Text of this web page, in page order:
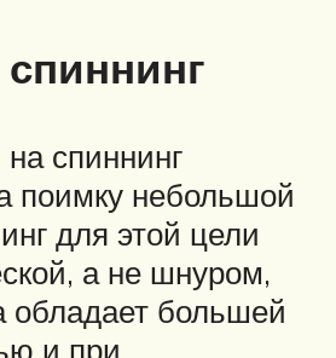
спиннинг
поимку небольшой
для этой цели
а не шнуром,
обладает большей
и при